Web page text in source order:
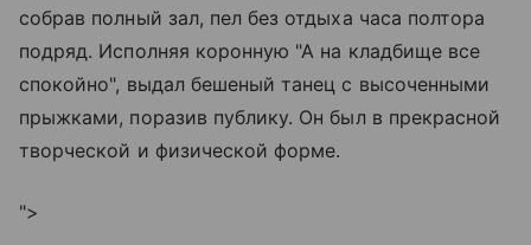
собрав полный зал, пел без отдыха часа полтора
подряд. Исполняя коронную "А на кладбище все
спокойно", выдал бешеный танец с высоченными
прыжками, поразив публику. Он был в прекрасной
творческой и физической форме.
">